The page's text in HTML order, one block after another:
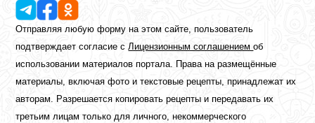
Отправляя любую форму на этом сайте, пользователь
подтверждает согласие сЛицензионным соглашениемоб
использовании материалов портала. Права на размещённые
материалы, включая фото и текстовые рецепты, принадлежат их
авторам. Разрешается копировать рецепты и передавать их
третьим лицам только для личного, некоммерческого